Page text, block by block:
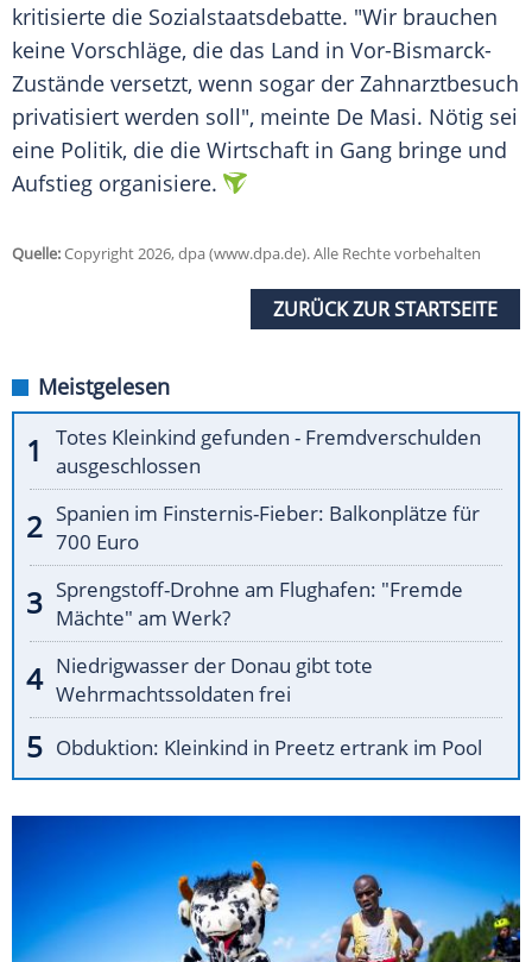
kritisierte die Sozialstaatsdebatte. "Wir brauchen
keine Vorschläge, die das Land in Vor-Bismarck-
Zustände versetzt, wenn sogar der Zahnarztbesuch
privatisiert werden soll", meinte De Masi. Nötig sei
eine Politik, die die Wirtschaft in Gang bringe und
Aufstieg organisiere.
Quelle:Copyright 2026, dpa (www.dpa.de). Alle Rechte vorbehalten
ZURÜCK ZUR STARTSEITE
Meistgelesen
Totes Kleinkind gefunden - Fremdverschulden
ausgeschlossen
Spanien im Finsternis-Fieber: Balkonplätze für
700 Euro
Sprengstoff-Drohne am Flughafen: "Fremde
Mächte" am Werk?
Niedrigwasser der Donau gibt tote
Wehrmachtssoldaten frei
Obduktion: Kleinkind in Preetz ertrank im Pool